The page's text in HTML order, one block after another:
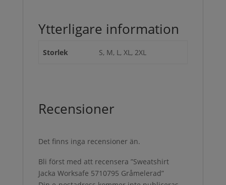
Ytterligare information
Storlek S, M, L, XL, 2XL
Recensioner
Det finns inga recensioner än.
Bli först med att recensera ”Sweatshirt
Jacka Worksafe 5710795 Gråmelerad”